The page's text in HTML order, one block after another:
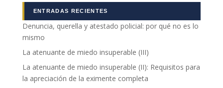
ENTRADAS RECIENTES
Denuncia, querella y atestado policial: por qué no es lo
mismo
La atenuante de miedo insuperable (III)
La atenuante de miedo insuperable (II): Requisitos para
la apreciación de la eximente completa
ofertas
personalizados.